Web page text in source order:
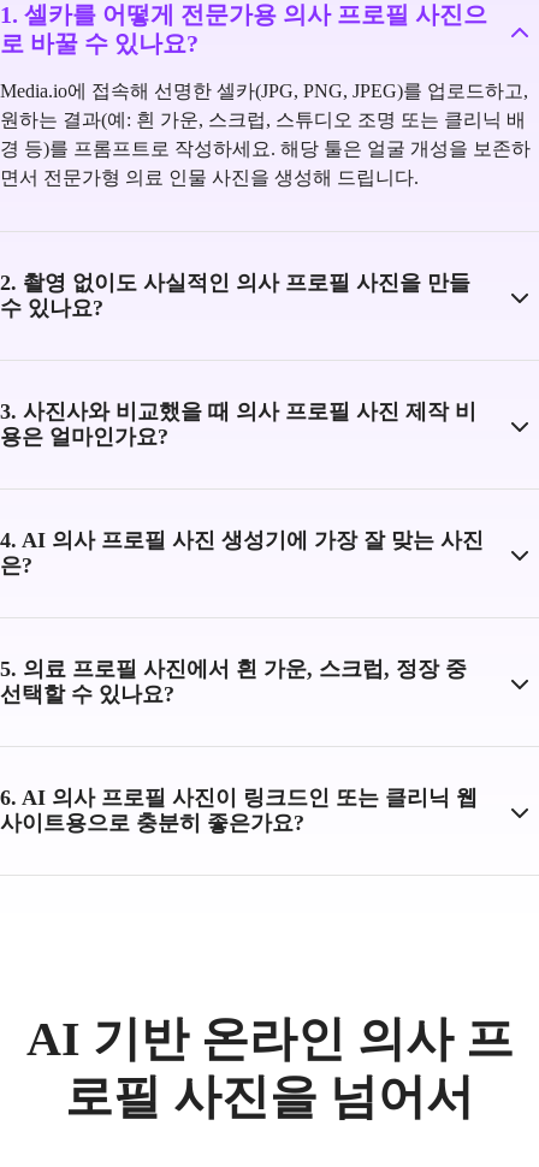
1. 셀카를 어떻게 전문가용 의사 프로필 사진으
로 바꿀 수 있나요?
Media.io에 접속해 선명한 셀카(JPG, PNG, JPEG)를 업로드하고,
원하는 결과(예: 흰 가운, 스크럽, 스튜디오 조명 또는 클리닉 배
경 등)를 프롬프트로 작성하세요. 해당 툴은 얼굴 개성을 보존하
면서 전문가형 의료 인물 사진을 생성해 드립니다.
2. 촬영 없이도 사실적인 의사 프로필 사진을 만들
수 있나요?
3. 사진사와 비교했을 때 의사 프로필 사진 제작 비
용은 얼마인가요?
4. AI 의사 프로필 사진 생성기에 가장 잘 맞는 사진
은?
5. 의료 프로필 사진에서 흰 가운, 스크럽, 정장 중
선택할 수 있나요?
6. AI 의사 프로필 사진이 링크드인 또는 클리닉 웹
사이트용으로 충분히 좋은가요?
AI 기반 온라인 의사 프
로필 사진을 넘어서